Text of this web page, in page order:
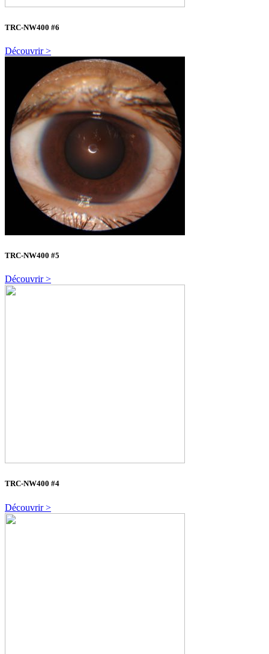
TRC-NW400 #6
Découvrir >
TRC-NW400 #5
Découvrir >
TRC-NW400 #4
Découvrir >